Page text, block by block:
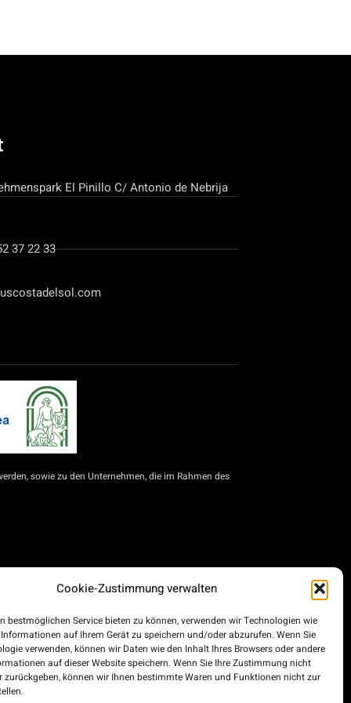
Cookie-Zustimmung verwalten
bestmöglichen Service bieten zu können, verwenden wir Technologien wie
auf Ihrem Gerät zu speichern und/oder abzurufen. Wenn Sie
verwenden, können wir Daten wie den Inhalt Ihres Browsers oder andere
auf dieser Website speichern. Wenn Sie Ihre Zustimmung nicht
zurückgeben, können wir Ihnen bestimmte Waren und Funktionen nicht zur
El Pinillo C/ Antonio de Nebrija
37 22 33
sowie zu den Unternehmen, die im Rahmen des
und KMU zur Modernisierung des
Städte Ceuta und Melilla für die Modernisierung
des Konjunkturprogramms, der Transformation
privater Unternehmen, die im Straßengüterverkehr
wird.